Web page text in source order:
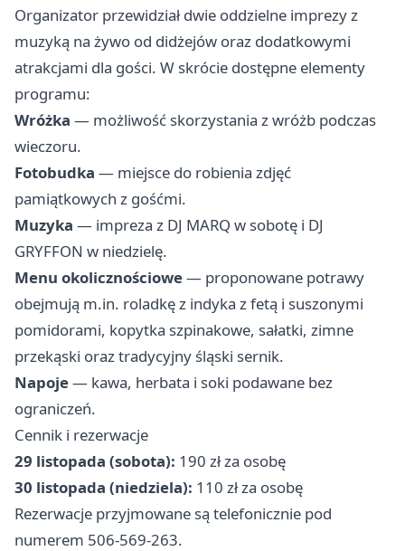
Organizator przewidział dwie oddzielne imprezy z
muzyką na żywo od didżejów oraz dodatkowymi
atrakcjami dla gości. W skrócie dostępne elementy
programu:
Wróżka — możliwość skorzystania z wróżb podczas
wieczoru.
Fotobudka — miejsce do robienia zdjęć
pamiątkowych z gośćmi.
Muzyka — impreza z DJ MARQ w sobotę i DJ
GRYFFON w niedzielę.
Menu okolicznościowe— proponowane potrawy
obejmują m.in. roladkę z indyka z fetą i suszonymi
pomidorami, kopytka szpinakowe, sałatki, zimne
przekąski oraz tradycyjny śląski sernik.
Napoje— kawa, herbata i soki podawane bez
ograniczeń.
Cennik i rezerwacje
29 listopada (sobota): 190 zł za osobę
30 listopada (niedziela): 110 zł za osobę
Rezerwacje przyjmowane są telefonicznie pod
numerem 506-569-263.